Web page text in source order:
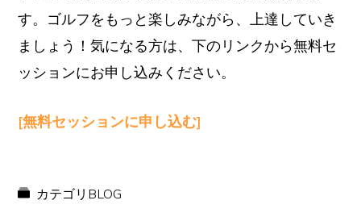
す。ゴルフをもっと楽しみながら、上達していき
ましょう！気になる方は、下のリンクから無料セ
ッションにお申し込みください。
[無料セッションに申し込む]
カテゴリ BLOG